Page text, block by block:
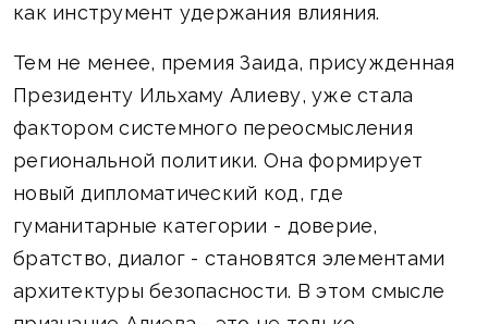
как инструмент удержания влияния.
Тем не менее, премия Заида, присужденная
Президенту Ильхаму Алиеву, уже стала
фактором системного переосмысления
региональной политики. Она формирует
новый дипломатический код, где
гуманитарные категории - доверие,
братство, диалог - становятся элементами
архитектуры безопасности. В этом смысле